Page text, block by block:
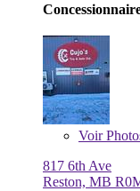
Voir
817 6th Ave
Reston, MB